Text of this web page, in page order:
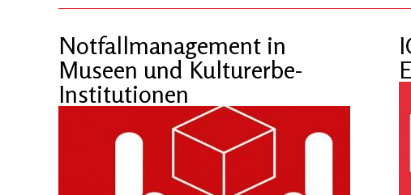
Notfallmanagement in
Museen und Kulturerbe-
Institutionen